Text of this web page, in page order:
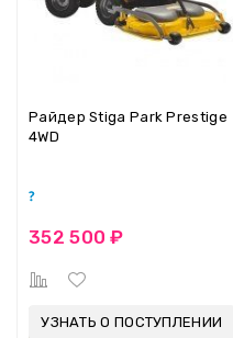
Райдер Stiga Park Prestige
4WD
352 500 ₽
УЗНАТЬ О ПОСТУПЛЕНИИ